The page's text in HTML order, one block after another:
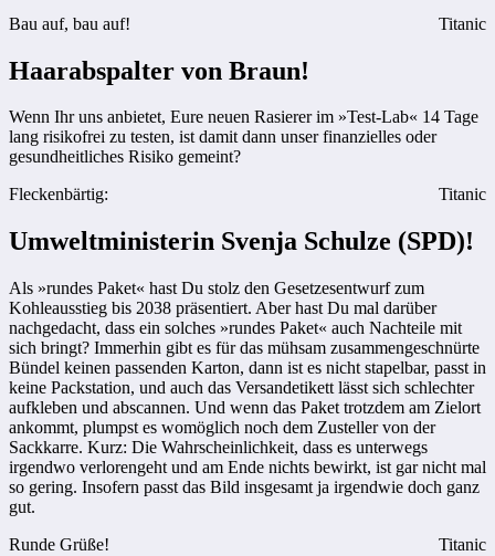
Bau auf, bau auf!
Titanic
Haarabspalter von Braun!
Wenn Ihr uns anbietet, Eure neuen Rasierer im »Test-Lab« 14 Tage
lang risikofrei zu testen, ist damit dann unser finanzielles oder
gesundheitliches Risiko gemeint?
Fleckenbärtig:
Titanic
Umweltministerin Svenja Schulze (SPD)!
Als »rundes Paket« hast Du stolz den Gesetzesentwurf zum
Kohleausstieg bis 2038 präsentiert. Aber hast Du mal darüber
nachgedacht, dass ein solches »rundes Paket« auch Nachteile mit
sich bringt? Immerhin gibt es für das mühsam zusammengeschnürte
Bündel keinen passenden Karton, dann ist es nicht stapelbar, passt in
keine Packstation, und auch das Versandetikett lässt sich schlechter
aufkleben und abscannen. Und wenn das Paket trotzdem am Zielort
ankommt, plumpst es womöglich noch dem Zusteller von der
Sackkarre. Kurz: Die Wahrscheinlichkeit, dass es unterwegs
irgendwo verlorengeht und am Ende nichts bewirkt, ist gar nicht mal
so gering. Insofern passt das Bild insgesamt ja irgendwie doch ganz
gut.
Runde Grüße!
Titanic